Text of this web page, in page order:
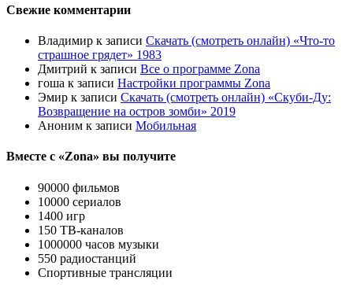
Свежие комментарии
Владимир к записи Скачать (смотреть онлайн) «Что-то
страшное грядет» 1983
Дмитрий к записи Все о программе Zona
гоша к записи Настройки программы Zona
Эмир к записи Скачать (смотреть онлайн) «Скуби-Ду:
Возвращение на остров зомби» 2019
Аноним к записи Мобильная
Вместе с «Zona» вы получите
90000 фильмов
10000 сериалов
1400 игр
150 ТВ-каналов
1000000 часов музыки
550 радиостанций
Спортивные трансляции